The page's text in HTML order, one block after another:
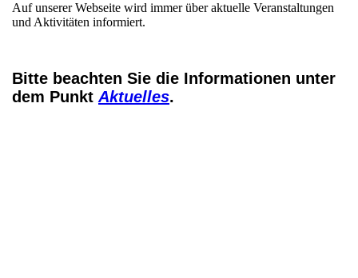
Auf unserer Webseite wird immer über aktuelle Veranstaltungen
und Aktivitäten informiert.
Bitte beachten Sie die Informationen unter
dem Punkt Aktuelles.